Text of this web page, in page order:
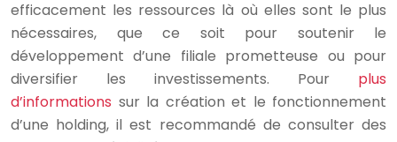
efficacement les ressources là où elles sont le plus
nécessaires, que ce soit pour soutenir le
développement d’une filiale prometteuse ou pour
diversifier les investissements. Pour plus
d’informations sur la création et le fonctionnement
d’une holding, il est recommandé de consulter des